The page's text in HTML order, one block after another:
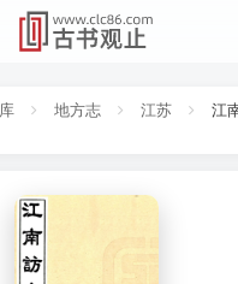
地方志 江苏
江